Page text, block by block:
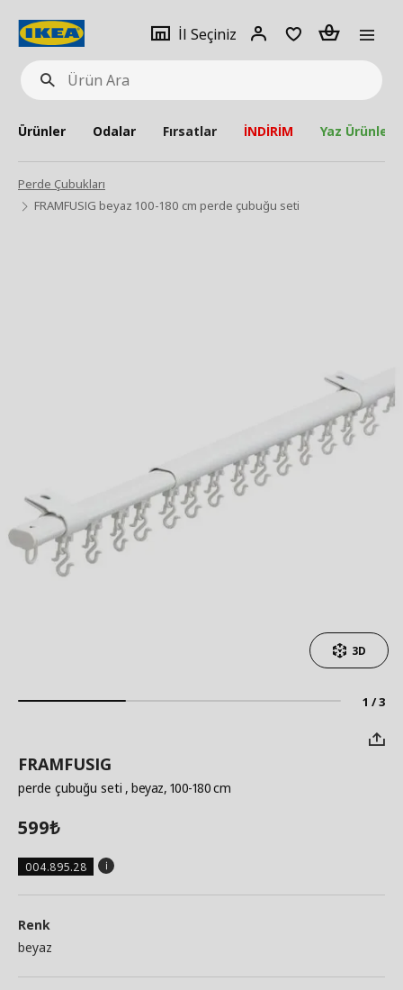
Ürün
Ara
İl Seçiniz
Giriş
Adet
Ürünler Odalar Fırsatlar İNDİRİM Yaz Ürünleri
Perde Çubukları
FRAMFUSIG beyaz 100-180 cm perde çubuğu seti
1 / 3
3D
FRAMFUSIG
perde çubuğu seti , beyaz, 100-180 cm
599₺
004.895.28
Renk
beyaz